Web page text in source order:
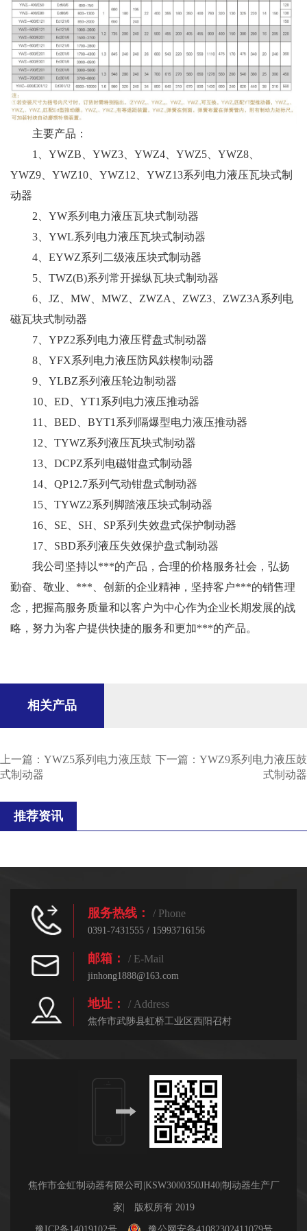
主要产品：
1、YWZB、YWZ3、YWZ4、YWZ5、YWZ8、
YWZ9、YWZ10、YWZ12、YWZ13系列电力液压瓦块式制
动器
2、YW系列电力液压瓦块式制动器
3、YWL系列电力液压瓦块式制动器
4、EYWZ系列二级液压块式制动器
5、TWZ(B)系列常开操纵瓦块式制动器
6、JZ、MW、MWZ、ZWZA、ZWZ3、ZWZ3A系列电
磁瓦块式制动器
7、YPZ2系列电力液压臂盘式制动器
8、YFX系列电力液压防风鉄楔制动器
9、YLBZ系列液压轮边制动器
10、ED、YT1系列电力液压推动器
11、BED、BYT1系列隔爆型电力液压推动器
12、TYWZ系列液压瓦块式制动器
13、DCPZ系列电磁钳盘式制动器
14、QP12.7系列气动钳盘式制动器
15、TYWZ2系列脚踏液压块式制动器
16、SE、SH、SP系列失效盘式保护制动器
17、SBD系列液压失效保护盘式制动器
我公司坚持以***的产品，合理的价格服务社会，弘扬
勤奋、敬业、***、创新的企业精神，坚持客户***的销售理
念，把握高服务质量和以客户为中心作为企业长期发展的战
略，努力为客户提供快捷的服务和更加***的产品。
相关产品
上一篇： YWZ5系列电力液压鼓
式制动器
下一篇： YWZ9系列电力液压鼓
式制动器
推荐资讯
服务热线： / Phone
0391-7431555 / 15993716156
邮箱： / E-Mail
jinhong1888@163.com
地址： / Address
焦作市武陟县虹桥工业区西阳召村
焦作市金虹制动器有限公司|KSW3000350JH40|制动器生产厂
家| 版权所有 2019